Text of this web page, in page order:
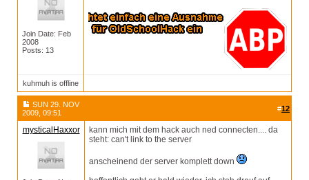
Join Date: Feb
2008
Posts: 13
kuhmuh is offline
SUN 29. NOV
2009, 09:51
#12
mysticalHaxxor
kann mich mit dem hack auch ned connecten.... da
steht: can't link to the server
anscheinend der server komplett down